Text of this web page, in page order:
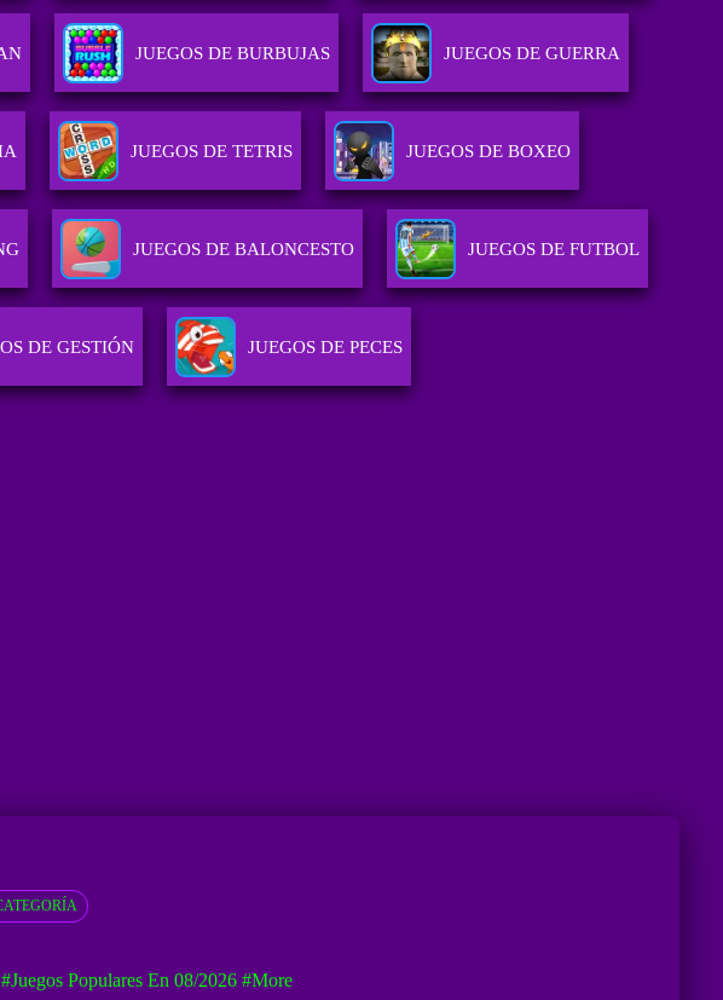
JUEGOS DE BURBUJAS JUEGOS DE GUERRA
JUEGOS DE TETRIS JUEGOS DE BOXEO
JUEGOS DE BALONCESTO JUEGOS DE FUTBOL
DE GESTIÓN JUEGOS DE PECES
#Juegos Populares En 08/2026 #more